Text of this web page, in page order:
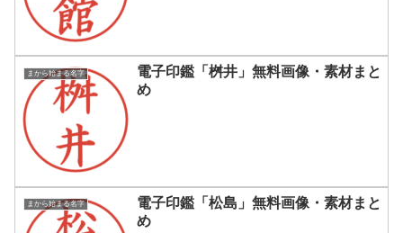
まから始まる名字
電子印鑑「桝井」無料画像・素材まと
め
まから始まる名字
電子印鑑「松島」無料画像・素材まと
め